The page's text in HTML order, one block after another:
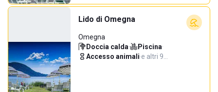
Lido di Omegna
Omegna
Doccia calda· Piscina·
Accesso animali·e altri 9…